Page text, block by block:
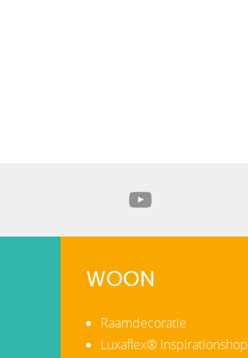
WOON
Raamdecoratie
Luxaflex® Inspirationshop